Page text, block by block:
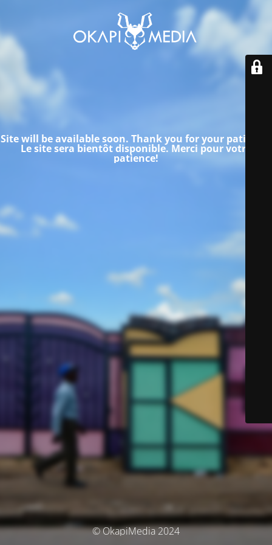
Site will be available soon. Thank you for your patience!
Le site sera bientôt disponible. Merci pour votre
patience!
© OkapiMedia 2024